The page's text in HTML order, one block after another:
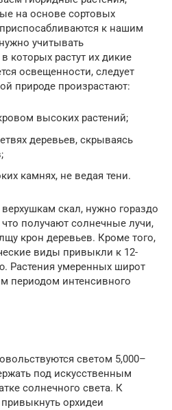
на основе сортовых
к нашим
учитывать
которых растут их дикие
освещенности, следует
природе произрастают:
высоких растений;
деревьев, скрываясь
камнях, не ведая тени.
скал, нужно гораздо
получают солнечные лучи,
крон деревьев. Кроме того,
виды привыкли к 12-
Растения умеренных широт
периодом интенсивного
светом 5,000–
под искусственным
солнечного света. К
орхидеи